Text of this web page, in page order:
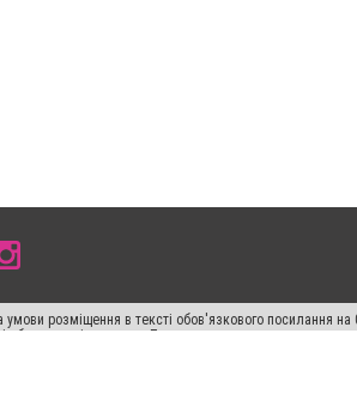
розміщення в тексті обов'язкового посилання
або в якості джерела. Порушення виняткових прав